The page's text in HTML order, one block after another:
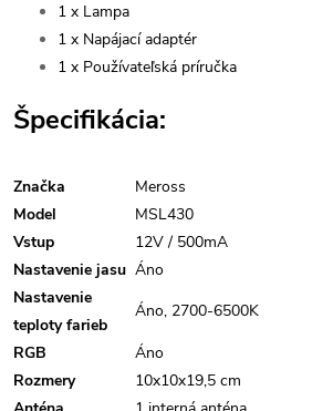
1 x Lampa
1 x Napájací adaptér
1 x Používateľská príručka
Špecifikácia:
Značka
Meross
Model
MSL430
Vstup
12V / 500mA
Nastavenie jasu Áno
Nastavenie
teploty farieb
Áno, 2700-6500K
RGB
Áno
Rozmery
10x10x19,5 cm